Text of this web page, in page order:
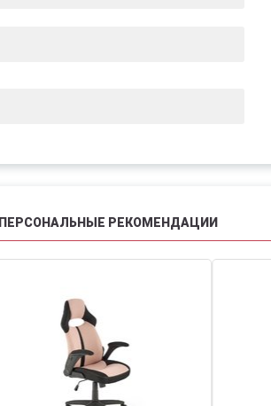
ПЕРСОНАЛЬНЫЕ РЕКОМЕНДАЦИИ